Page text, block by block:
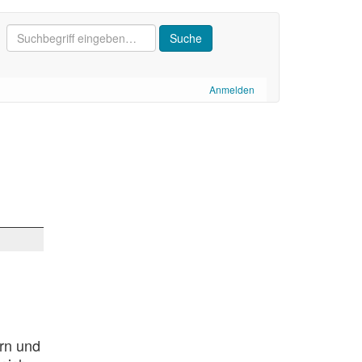
Anmelden
und